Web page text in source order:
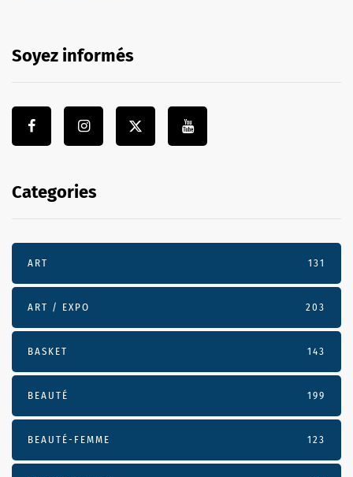
Soyez informés
Categories
ART 131
ART / EXPO 203
BASKET 143
BEAUTÉ 199
BEAUTÉ-FEMME 123